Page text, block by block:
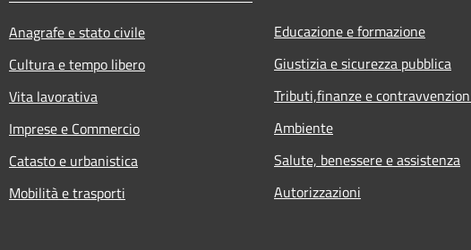
Anagrafe e stato civile
Cultura e tempo libero
Vita lavorativa
Imprese e Commercio
Catasto e urbanistica
Mobilità e trasporti
Educazione e formazione
Giustizia e sicurezza pubblica
Tributi,finanze e
Ambiente
Salute, benessere e assistenza
Autorizzazioni